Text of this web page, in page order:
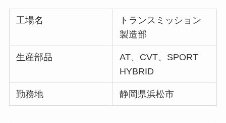
工場名
トランスミッション
製造部
生産部品
AT、CVT、SPORT
HYBRID
勤務地 静岡県浜松市